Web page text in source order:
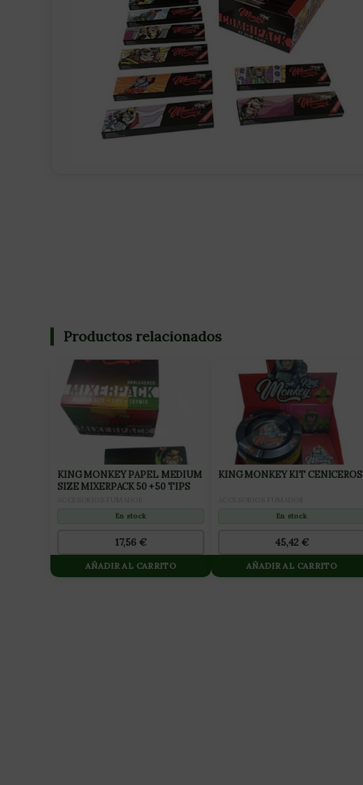
Productos relacionados
KING MONKEY PAPEL MEDIUM
SIZE MIXERPACK 50 + 50 TIPS
En stock
17,56 €
AÑADIR AL CARRITO
KING MONKEY KIT CENICEROS
En stock
45,42 €
AÑADIR AL CARRITO